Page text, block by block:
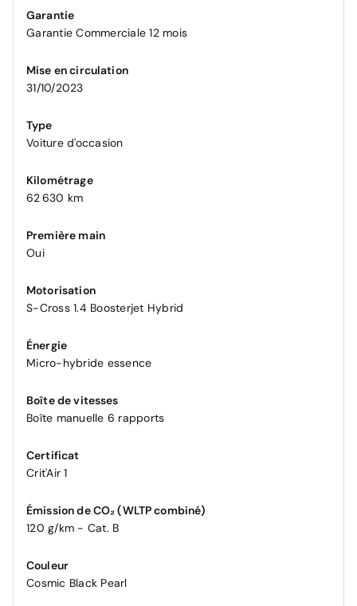
Garantie
Garantie Commerciale 12 mois
Mise en circulation
31/10/2023
Type
Voiture d'occasion
Kilométrage
62 630 km
Première main
Oui
Motorisation
S-Cross 1.4 Boosterjet Hybrid
Énergie
Micro-hybride essence
Boîte de vitesses
Boîte manuelle 6 rapports
Certificat
Crit'Air 1
Émission de CO₂ (WLTP combiné)
120 g/km - Cat. B
Couleur
Cosmic Black Pearl